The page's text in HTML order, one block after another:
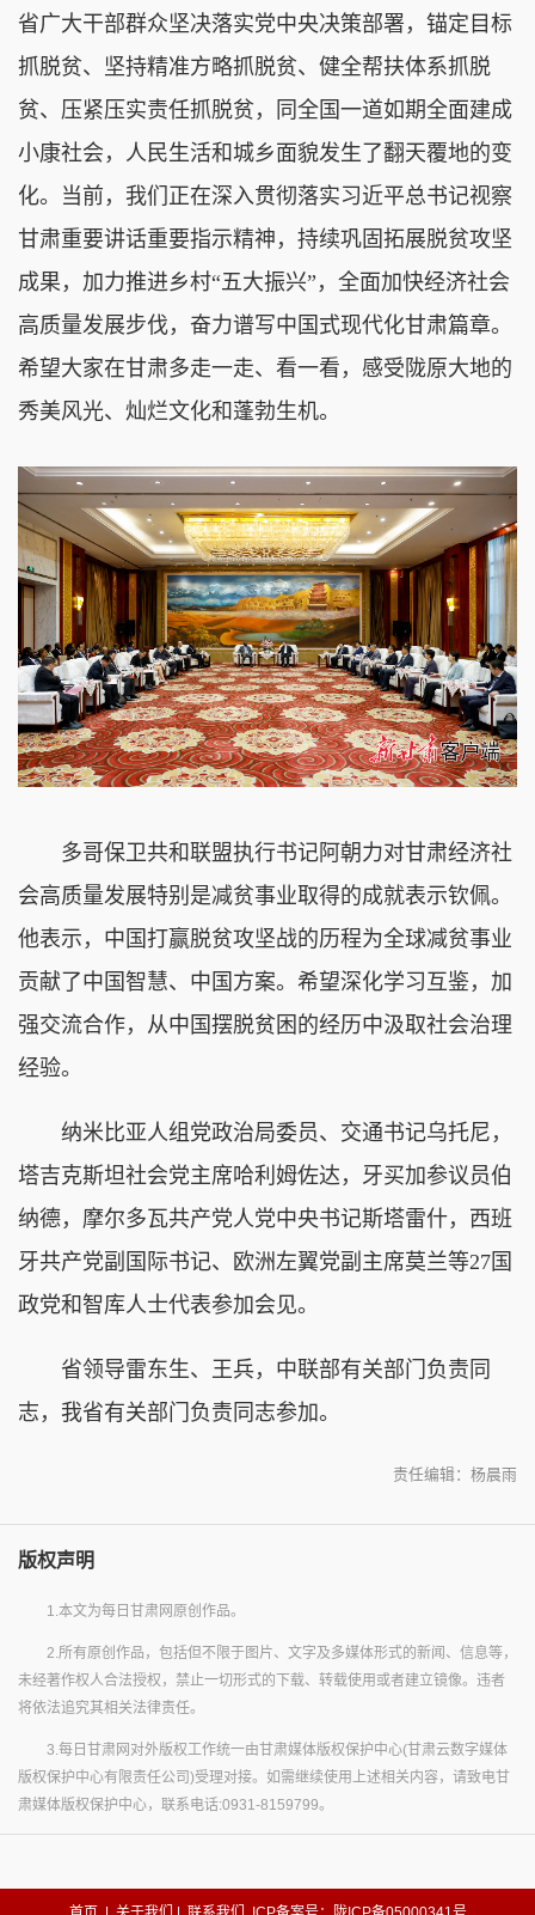
省广大干部群众坚决落实党中央决策部署，锚定目标
抓脱贫、坚持精准方略抓脱贫、健全帮扶体系抓脱
贫、压紧压实责任抓脱贫，同全国一道如期全面建成
小康社会，人民生活和城乡面貌发生了翻天覆地的变
化。当前，我们正在深入贯彻落实习近平总书记视察
甘肃重要讲话重要指示精神，持续巩固拓展脱贫攻坚
成果，加力推进乡村“五大振兴”，全面加快经济社会
高质量发展步伐，奋力谱写中国式现代化甘肃篇章。
希望大家在甘肃多走一走、看一看，感受陇原大地的
秀美风光、灿烂文化和蓬勃生机。
多哥保卫共和联盟执行书记阿朝力对甘肃经济社
会高质量发展特别是减贫事业取得的成就表示钦佩。
他表示，中国打赢脱贫攻坚战的历程为全球减贫事业
贡献了中国智慧、中国方案。希望深化学习互鉴，加
强交流合作，从中国摆脱贫困的经历中汲取社会治理
经验。
纳米比亚人组党政治局委员、交通书记乌托尼，
塔吉克斯坦社会党主席哈利姆佐达，牙买加参议员伯
纳德，摩尔多瓦共产党人党中央书记斯塔雷什，西班
牙共产党副国际书记、欧洲左翼党副主席莫兰等27国
政党和智库人士代表参加会见。
省领导雷东生、王兵，中联部有关部门负责同
志，我省有关部门负责同志参加。
责任编辑：杨晨雨
版权声明
1.本文为每日甘肃网原创作品。
2.所有原创作品，包括但不限于图片、文字及多媒体形式的新闻、信息等，
未经著作权人合法授权，禁止一切形式的下载、转载使用或者建立镜像。违者
将依法追究其相关法律责任。
3.每日甘肃网对外版权工作统一由甘肃媒体版权保护中心(甘肃云数字媒体
版权保护中心有限责任公司)受理对接。如需继续使用上述相关内容，请致电甘
肃媒体版权保护中心，联系电话:0931-8159799。